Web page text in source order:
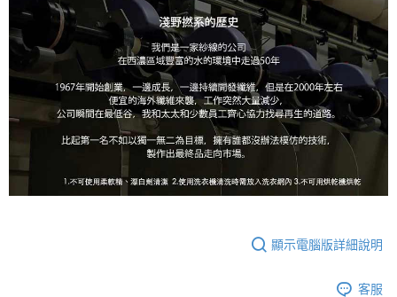
顯示電腦版詳細說明
客服